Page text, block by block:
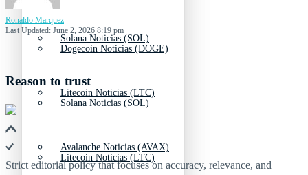
Solana Noticias (SOL)
Litecoin Noticias (LTC)
Avalanche Noticias (AVAX)
Dogecoin Noticias (DOGE)
Solana Noticias (SOL)
Litecoin Noticias (LTC)
Ronaldo Marquez
Last Updated: June 2, 2026 8:19 pm
Reason to trust
Strict editorial policy that focuses on accuracy, relevance, and